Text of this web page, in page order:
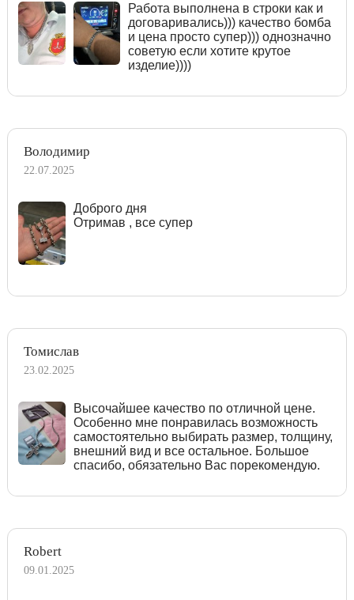
Работа выполнена в строки как и
договаривались))) качество бомба
и цена просто супер))) однозначно
советую если хотите крутое
изделие))))
Володимир
22.07.2025
Доброго дня
Отримав , все супер
Томислав
23.02.2025
Высочайшее качество по отличной цене.
Особенно мне понравилась возможность
самостоятельно выбирать размер, толщину,
внешний вид и все остальное. Большое
спасибо, обязательно Вас порекомендую.
Robert
09.01.2025